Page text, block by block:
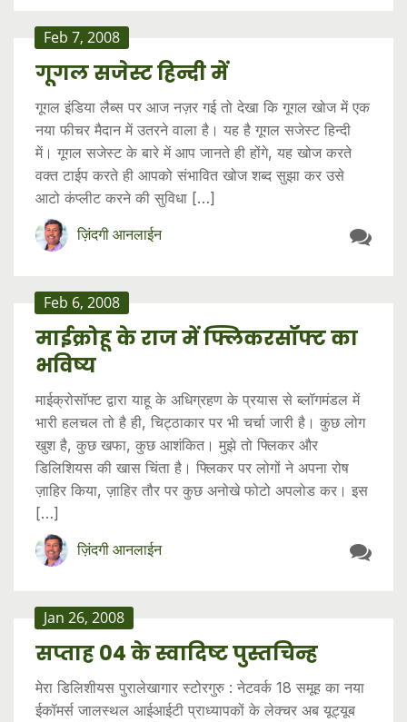
Feb 7, 2008
गूगल सजेस्ट हिन्दी में
गूगल इंडिया लैब्स पर आज नज़र गई तो देखा कि गूगल खोज में एक
नया फीचर मैदान में उतरने वाला है। यह है गूगल सजेस्ट हिन्दी
में। गूगल सजेस्ट के बारे में आप जानते ही होंगे, यह खोज करते
वक्त टाईप करते ही आपको संभावित खोज शब्द सुझा कर उसे
आटो कंप्लीट करने की सुविधा […]
ज़िंदगी आनलाईन
Feb 6, 2008
माईक्रोहू के राज में फ्लिकरसॉफ्ट का
भविष्य
माईक्रोसॉफ्ट द्वारा याहू के अधिग्रहण के प्रयास से ब्लॉगमंडल में
भारी हलचल तो है ही, चिट्ठाकार पर भी चर्चा जारी है। कुछ लोग
खुश है, कुछ खफा, कुछ आशंकित। मुझे तो फ्लिकर और
डिलिशियस की खास चिंता है। फ्लिकर पर लोगों ने अपना रोष
ज़ाहिर किया, ज़ाहिर तौर पर कुछ अनोखे फोटो अपलोड कर। इस
[…]
ज़िंदगी आनलाईन
Jan 26, 2008
सप्ताह 04 के स्वादिष्ट पुस्तचिन्ह
मेरा डिलिशीयस पुरालेखागार स्टोरगुरु : नेटवर्क 18 समूह का नया
ईकॉमर्स जालस्थल आईआईटी प्राध्यापकों के लेक्चर अब यूट्यूब